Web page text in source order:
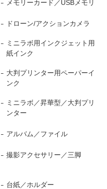
メモリーカード／USBメモリ
ドローン/アクションカメラ
ミニラボ用インクジェット用
紙インク
大判プリンター用ペーパーイ
ンク
ミニラボ／昇華型／大判プリ
ンター
アルバム／ファイル
撮影アクセサリー／三脚
台紙／ホルダー